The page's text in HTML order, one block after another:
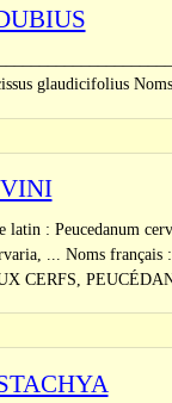
glaudicifolius
... Noms français
CERFS,